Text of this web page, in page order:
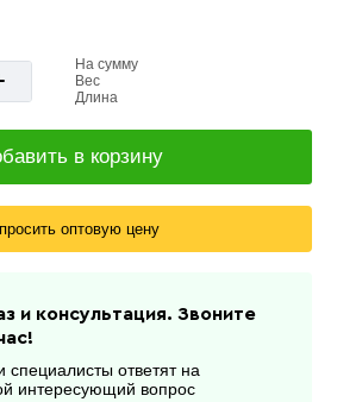
На сумму
Вес
Длина
в корзину
оптовую цену
и консультация. Звоните
специалисты ответят на
интересующий вопрос